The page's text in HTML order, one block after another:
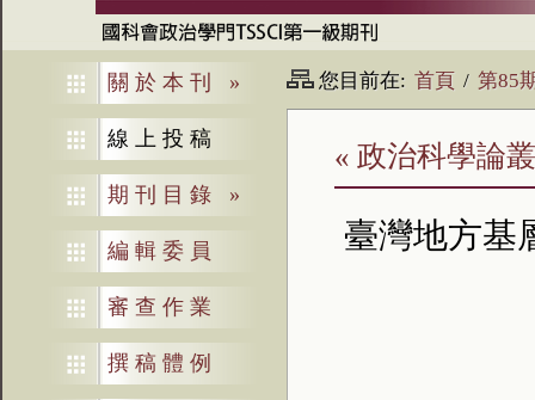
關於本刊 »
線上投稿
期刊目錄 »
編輯委員
審查作業
撰稿體例
您目前在: 首頁 / 第85
« 政治科學論
臺灣地方基